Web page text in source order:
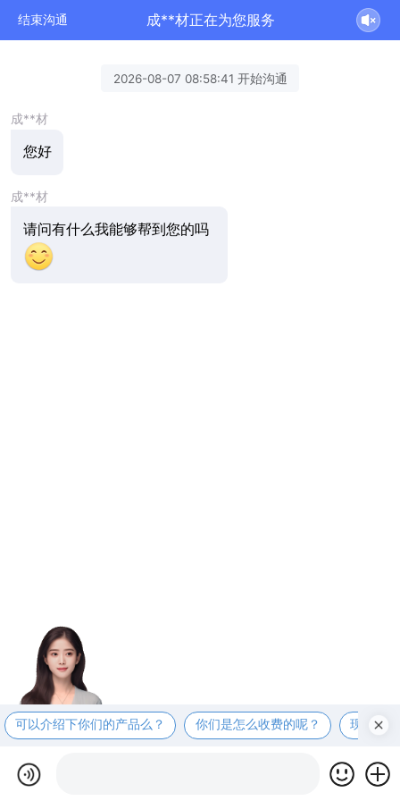
结束沟通 成**材正在为您服务
2026-08-07 08:58:41 开始沟通
成**材
您好
成**材
请问有什么我能够帮到您的吗
可以介绍下你们的产品么？ 你们是怎么收费的呢？ 现在有